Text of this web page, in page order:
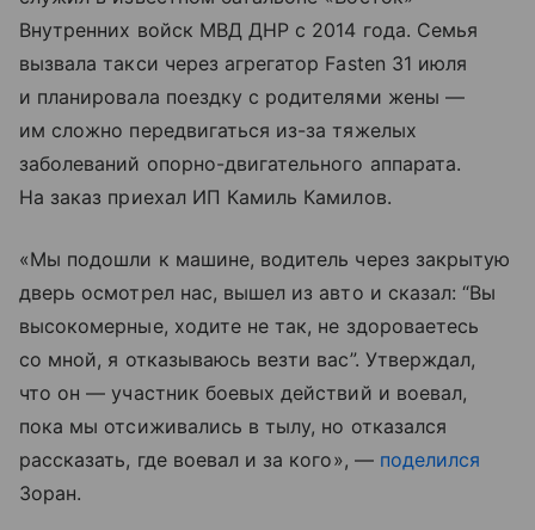
Внутренних войск МВД ДНР с 2014 года. Семья
вызвала такси через агрегатор Fasten 31 июля
и планировала поездку с родителями жены —
им сложно передвигаться из-за тяжелых
заболеваний опорно-двигательного аппарата.
На заказ приехал ИП Камиль Камилов.
«Мы подошли к машине, водитель через закрытую
дверь осмотрел нас, вышел из авто и сказал: “Вы
высокомерные, ходите не так, не здороваетесь
со мной, я отказываюсь везти вас”. Утверждал,
что он — участник боевых действий и воевал,
пока мы отсиживались в тылу, но отказался
рассказать, где воевал и за кого», — поделился
Зоран.